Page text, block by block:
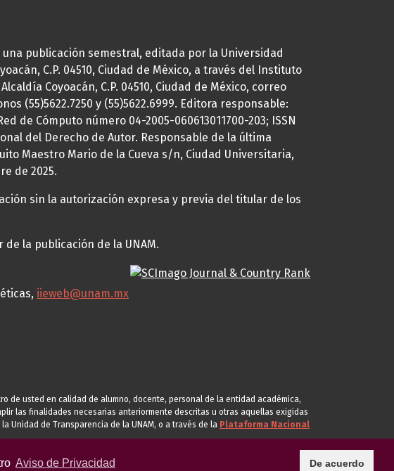
Aviso de Privacidad De acuerdo
una publicación semestral, editada por la Universidad
C.P. 04510, Ciudad de México, a través del Instituto
Coyoacán, C.P. 04510, Ciudad de México, correo
(55)5622.7250 y (55)5622.6999. Editora responsable:
de Cómputo número 04-2005-060613011700-203; ISSN
del Derecho de Autor. Responsable de la última
Maestro Mario de la Cueva s/n, Ciudad Universitaria,
de 2025.
sin la autorización expresa y previa del titular de los
la publicación de la UNAM.
iieweb@unam.mx
de usted en calidad de alumno, docente, personal de la entidad académica,
las finalidades necesarias anteriormente descritas u otras aquellas exigidas
Unidad de Transparencia de la UNAM, o a través de la Plataforma Nacional